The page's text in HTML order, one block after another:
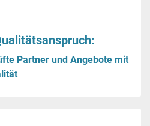
Partner und Angebote mit